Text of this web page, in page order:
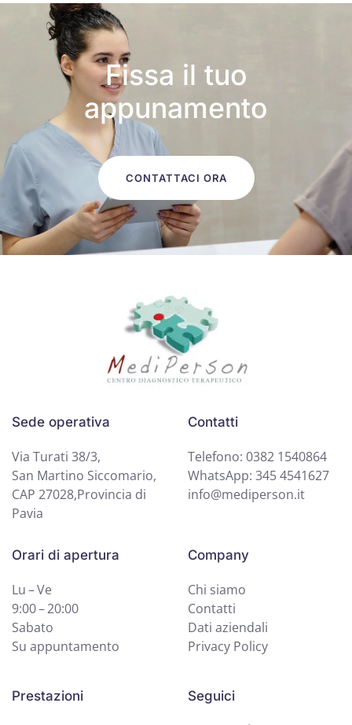
Fissa il tuo
appunamento
CONTATTACI ORA
Sede operativa
Via Turati 38/3,
San Martino Siccomario,
CAP 27028,Provincia di
Pavia
Contatti
Telefono: 0382 1540864
WhatsApp: 345 4541627
info@mediperson.it
Orari di apertura
Lu – Ve
9:00 – 20:00
Sabato
Su appuntamento
Company
Chi siamo
Contatti
Dati aziendali
Privacy Policy
Prestazioni Seguici